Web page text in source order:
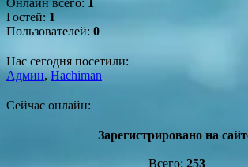
Гостей: 1
Пользователей: 0
Нас сегодня посетили:
Админ,Hachiman
Сейчас онлайн:
Зарегистрировано на
Всего: 253